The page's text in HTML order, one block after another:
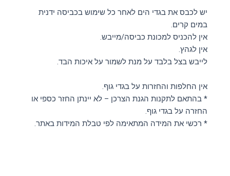
יש לכבס את בגדי הים לאחר כל שימוש בכביסה ידנית
במים קרים.
אין להכניס למכונת כביסה/מייבש.
אין לגהץ.
לייבש בצל בלבד על מנת לשמור על איכות הבד.
אין החלפות והחזרות על בגדי גוף.
* בהתאם לתקנות הגנת הצרכן – לא יינתן החזר כספי או
החזרה על בגדי גוף.
* רכשי את המידה המתאימה לפי טבלת המידות באתר.